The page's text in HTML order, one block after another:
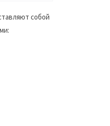
собой